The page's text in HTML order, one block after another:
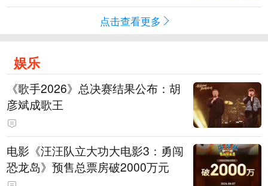
点击查看更多
娱乐
《歌手2026》总决赛结果公布：胡
彦斌成歌王
电影《汪汪队立大功大电影3：勇闯
恐龙岛》预售总票房破2000万元